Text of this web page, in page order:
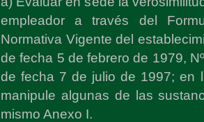
empleador a través del
Normativa Vigente del
de fecha 5 de febrero de 1979,
de fecha 7 de julio de 1997; en
manipule algunas de las
mismo Anexo I.